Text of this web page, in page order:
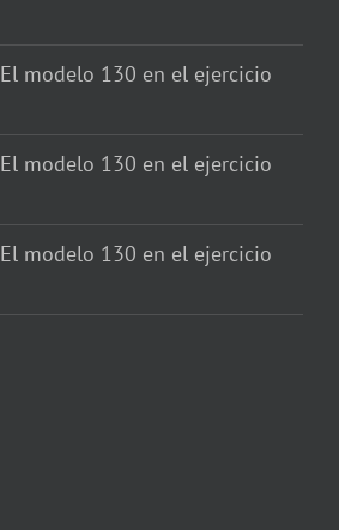
El modelo 130 en el ejercicio
El modelo 130 en el ejercicio
El modelo 130 en el ejercicio